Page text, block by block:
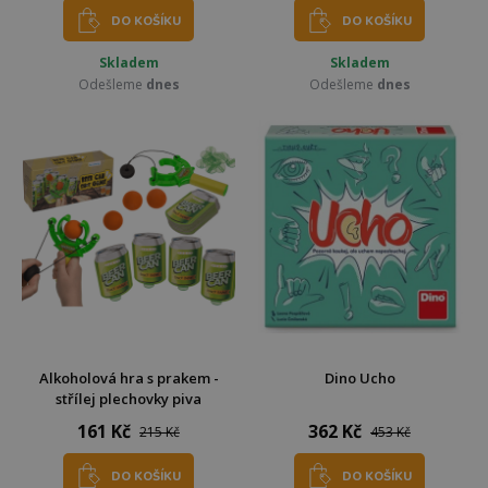
DO KOŠÍKU
Skladem
Odešleme dnes
DO KOŠÍKU
Skladem
Odešleme dnes
Alkoholová hra s prakem -
střílej plechovky piva
161 Kč 215 Kč
DO KOŠÍKU
Dino Ucho
362 Kč 453 Kč
DO KOŠÍKU